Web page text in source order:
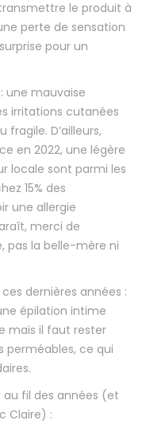
le produit à
perte de sensation
pour un
une mauvaise
irritations cutanées
D’ailleurs,
en 2022, une légère
locale sont parmi les
15% des
une allergie
merci de
pas la belle-mère ni
dernières années :
épilation intime
mais il faut rester
perméables, ce qui
au fil des années (et
Claire) :